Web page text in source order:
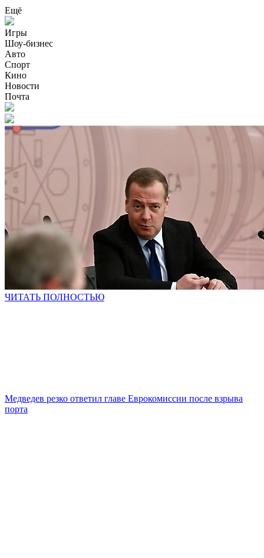
Ещё
Игры
Шоу-бизнес
Авто
Спорт
Кино
Новости
Почта
ЧИТАТЬ ПОЛНОСТЬЮ
Медведев резко ответил главе Еврокомиссии после взрыва
порта